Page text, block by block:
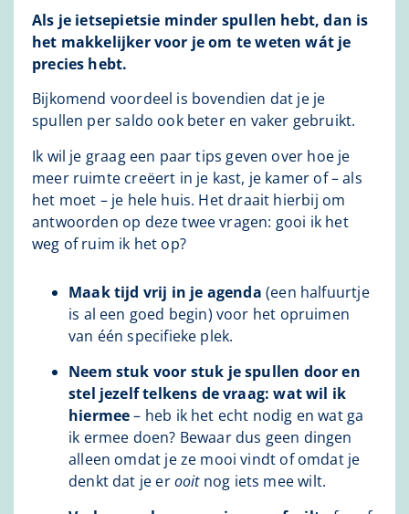
Als je ietsepietsie minder spullen hebt, dan is
het makkelijker voor je om te weten wát je
precies hebt.
Bijkomend voordeel is bovendien dat je je
spullen per saldo ook beter en vaker gebruikt.
Ik wil je graag een paar tips geven over hoe je
meer ruimte creëert in je kast, je kamer of – als
het moet – je hele huis. Het draait hierbij om
antwoorden op deze twee vragen: gooi ik het
weg of ruim ik het op?
Maak tijd vrij in je agenda (een halfuurtje
is al een goed begin) voor het opruimen
van één specifieke plek.
Neem stuk voor stuk je spullen door en
stel jezelf telkens de vraag: wat wil ik
hiermee– heb ik het echt nodig en wat ga
ik ermee doen? Bewaar dus geen dingen
alleen omdat je ze mooi vindt of omdat je
denkt dat je erooitnog iets mee wilt.